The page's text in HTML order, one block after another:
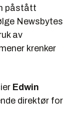
påstått
Newsbytes
av
krenker
Edwin
direktør for